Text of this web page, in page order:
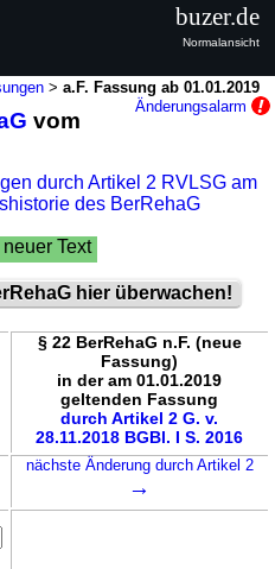
>a.F. Fassung ab 01.01.2019
Änderungsalarm
vom
durch Artikel 2 RVLSG am
des BerRehaG
neuer Text
hier überwachen!
§ 22 BerRehaG n.F. (neue
Fassung)
in der am 01.01.2019
geltenden Fassung
durch Artikel 2 G. v.
28.11.2018 BGBl. I S. 2016
nächste Änderung durch Artikel 2
→
buzer.de
Normalansicht